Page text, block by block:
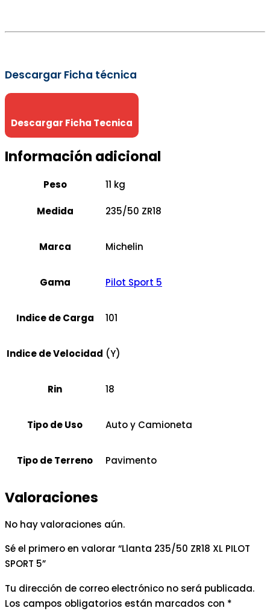
Descargar Ficha técnica
Descargar Ficha Tecnica
Información adicional
Peso 11 kg
Medida 235/50 ZR18
Marca Michelin
Gama Pilot Sport 5
Indice de Carga 101
Indice de Velocidad (Y)
Rin 18
Tipo de Uso Auto y Camioneta
Tipo de Terreno Pavimento
Valoraciones
No hay valoraciones aún.
Sé el primero en valorar “Llanta 235/50 ZR18 XL PILOT
SPORT 5”
Tu dirección de correo electrónico no será publicada.
Los campos obligatorios están marcados con *